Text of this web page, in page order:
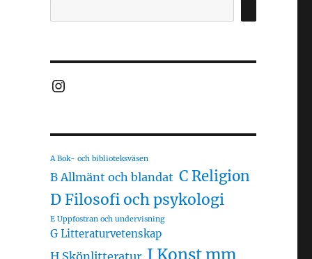
Instagram
A Bok- och biblioteksväsen
B Allmänt och blandat C Religion
D Filosofi och psykologi
E Uppfostran och undervisning
G Litteraturvetenskap
H Skönlitteratur I Konst mm